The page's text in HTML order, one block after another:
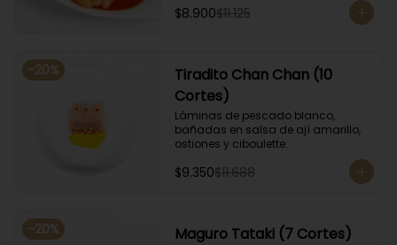
$8.900$11.125
-20%
Tiradito Chan Chan (10
Cortes)
Láminas de pescado blanco,
bañadas en salsa de ají amarillo,
ostiones y ciboulette.
$9.350$11.688
-20% Maguro Tataki (7 Cortes)